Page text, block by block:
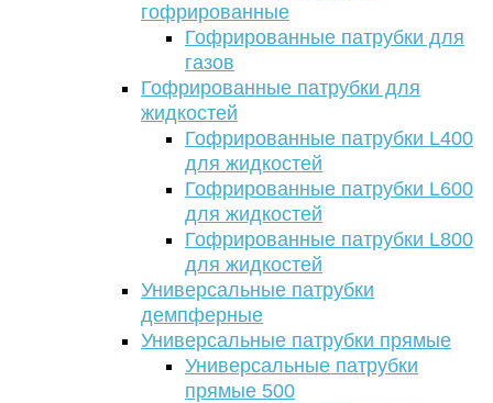
гофрированные
Гофрированные патрубки для
газов
Гофрированные патрубки для
жидкостей
Гофрированные патрубки L400
для жидкостей
Гофрированные патрубки L600
для жидкостей
Гофрированные патрубки L800
для жидкостей
Универсальные патрубки
демпферные
Универсальные патрубки прямые
Универсальные патрубки
прямые 500